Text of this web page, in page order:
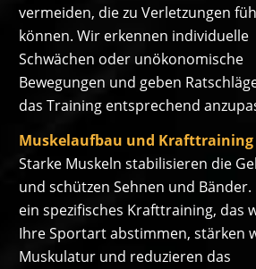
vermeiden, die zu Verletzungen
können. Wir erkennen individuelle
Schwächen oder unökonomische
Bewegungen und geben
das Training entsprechend
Muskelaufbau und Krafttraining
Starke Muskeln stabilisieren die
und schützen Sehnen und
ein spezifisches Krafttraining, das
Ihre Sportart abstimmen, stärken
Muskulatur und reduzieren das